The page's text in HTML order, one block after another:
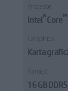
Procesor
Intel®Core™
Graphics
Karta
Pamięć
16 GB DDR5